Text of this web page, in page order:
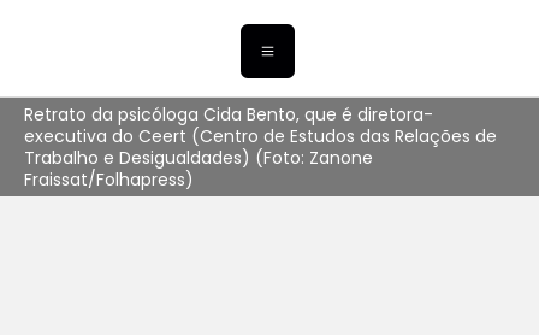
Retrato da psicóloga Cida Bento, que é diretora-
executiva do Ceert (Centro de Estudos das Relações de
Trabalho e Desigualdades) (Foto: Zanone
Fraissat/Folhapress)